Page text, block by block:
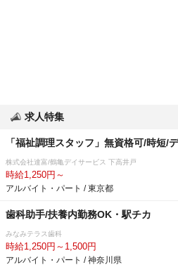
求人特集
「福祉調理スタッフ」無資格可/時短/
株式会社達富/鶴亀デイサービス 下高井戸
時給1,250円～
アルバイト・パート / 東京都
歯科助手/扶養内勤務OK・駅チカ
みなみテラス歯科
時給1,250円～1,500円
アルバイト・パート / 神奈川県